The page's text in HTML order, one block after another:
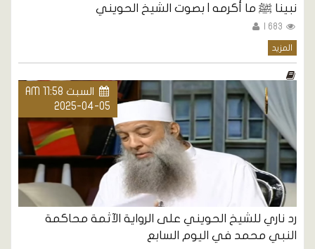
نبينا ﷺ ما أكرمه | بصوت الشيخ الحويني
المزيد
السبت AM 11:58
2025-04-05
رد ناري للشيخ الحويني على الرواية الآثمة محاكمة
النبي محمد في اليوم السابع